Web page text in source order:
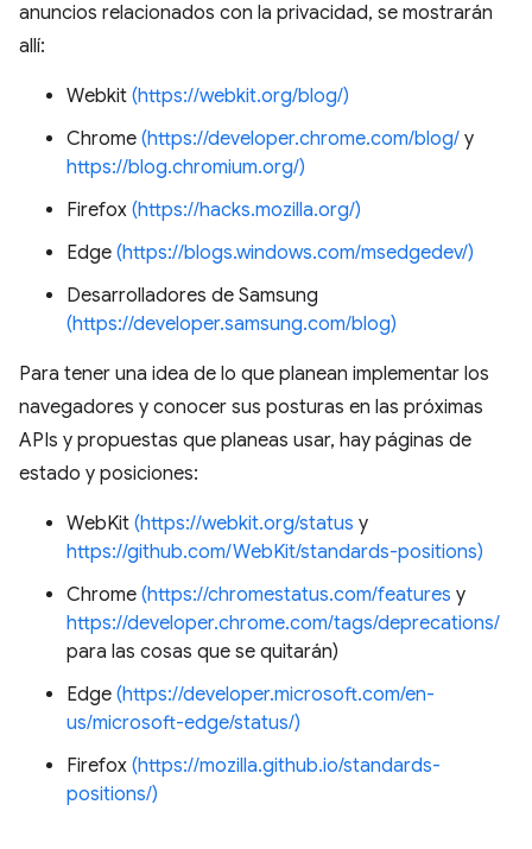
anuncios relacionados con la privacidad, se mostrarán
allí:
Webkit (https://webkit.org/blog/)
Chrome (https://developer.chrome.com/blog/ y
https://blog.chromium.org/)
Firefox (https://hacks.mozilla.org/)
Edge (https://blogs.windows.com/msedgedev/)
Desarrolladores de Samsung
(https://developer.samsung.com/blog)
Para tener una idea de lo que planean implementar los
navegadores y conocer sus posturas en las próximas
APIs y propuestas que planeas usar, hay páginas de
estado y posiciones:
WebKit (https://webkit.org/status y
https://github.com/WebKit/standards-positions)
Chrome (https://chromestatus.com/features y
https://developer.chrome.com/tags/deprecations/
para las cosas que se quitarán)
Edge (https://developer.microsoft.com/en-
us/microsoft-edge/status/)
Firefox (https://mozilla.github.io/standards-
positions/)